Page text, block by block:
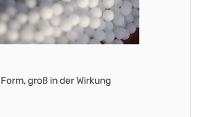
groß in der Wirkung